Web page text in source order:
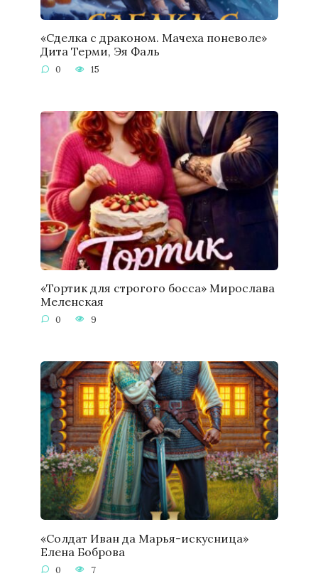
«Сделка с драконом. Мачеха поневоле»
Дита Терми, Эя Фаль
0 15
«Тортик для строгого босса» Мирослава
Меленская
0 9
«Солдат Иван да Марья-искусница»
Елена Боброва
0 7